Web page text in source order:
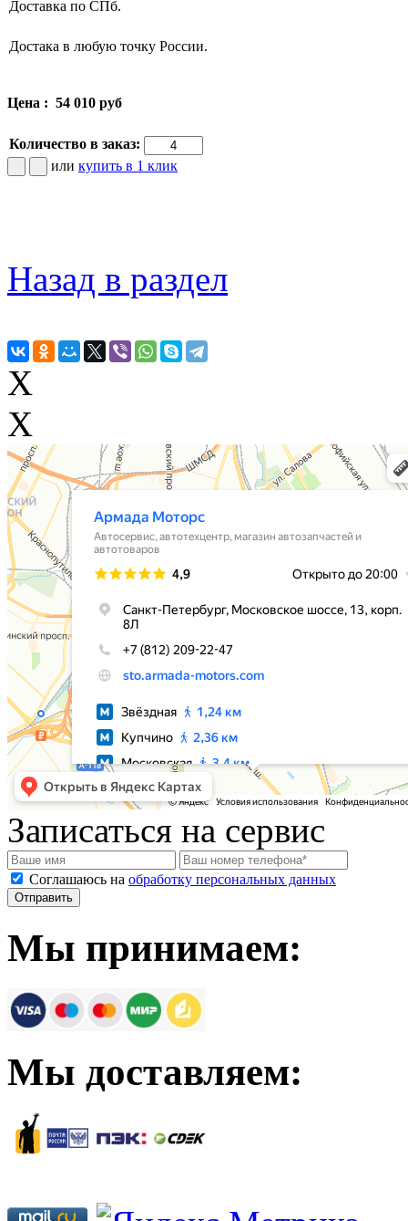
Доставка по СПб.
Достака в любую точку России.
Цена : 54 010 руб
Количество в заказ:
или купить в 1 клик
Назад в раздел
X
X
Записаться на сервис
Соглашаюсь на обработку персональных данных
Мы принимаем:
Мы доставляем: